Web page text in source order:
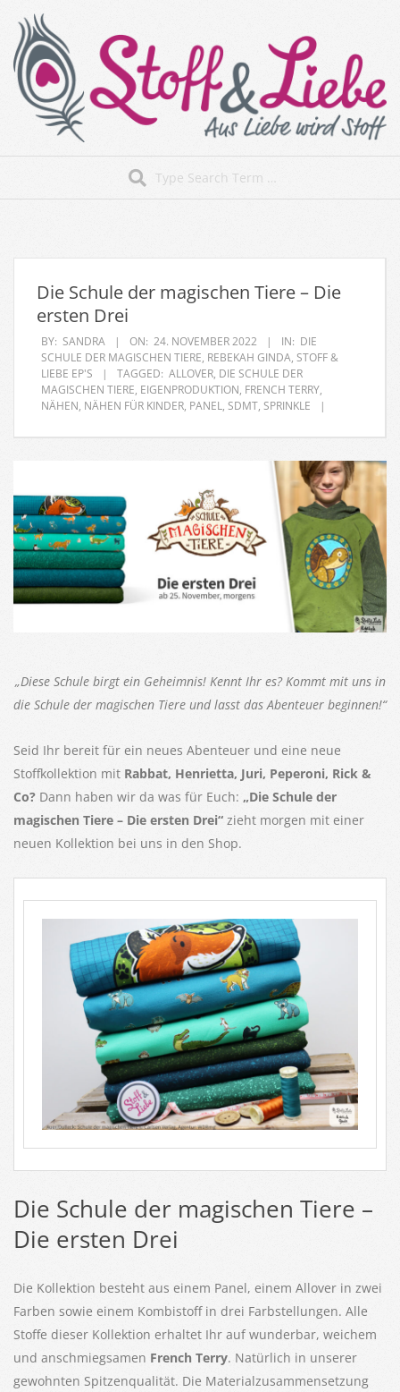
content
Stoff&Liebe
Menu
Die Schule der magischen Tiere – Die
ersten Drei
BY: SANDRA ON: 24. NOVEMBER 2022 IN: DIE
SCHULE DER MAGISCHEN TIERE, REBEKAH GINDA, STOFF &
LIEBE EP'S
TAGGED: ALLOVER, DIE SCHULE DER
MAGISCHEN TIERE, EIGENPRODUKTION, FRENCH TERRY,
NÄHEN, NÄHEN FÜR KINDER, PANEL, SDMT, SPRINKLE
„Diese Schule birgt ein Geheimnis! Kennt Ihr es? Kommt mit uns in
die Schule der magischen Tiere und lasst das Abenteuer beginnen!“
Seid Ihr bereit für ein neues Abenteuer und eine neue
Stoffkollektion mit Rabbat, Henrietta, Juri, Peperoni, Rick &
Co? Dann haben wir da was für Euch: „Die Schule der
magischen Tiere – Die ersten Drei“ zieht morgen mit einer
neuen Kollektion bei uns in den Shop.
Die Schule der magischen Tiere –
Die ersten Drei
Die Kollektion besteht aus einem Panel, einem Allover in zwei
Farben sowie einem Kombistoff in drei Farbstellungen. Alle
Stoffe dieser Kollektion erhaltet Ihr auf wunderbar, weichem
und anschmiegsamen French Terry. Natürlich in unserer
gewohnten Spitzenqualität. Die Materialzusammensetzung